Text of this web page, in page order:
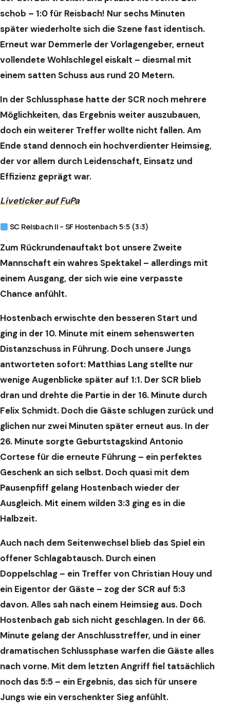
schob – 1:0 für Reisbach! Nur sechs Minuten
später wiederholte sich die Szene fast identisch.
Erneut war Demmerle der Vorlagengeber, erneut
vollendete Wohlschlegel eiskalt – diesmal mit
einem satten Schuss aus rund 20 Metern.
In der Schlussphase hatte der SCR noch mehrere
Möglichkeiten, das Ergebnis weiter auszubauen,
doch ein weiterer Treffer wollte nicht fallen. Am
Ende stand dennoch ein hochverdienter Heimsieg,
der vor allem durch Leidenschaft, Einsatz und
Effizienz geprägt war.
Liveticker auf FuPa
SC Reisbach II – SF Hostenbach 5:5 (3:3)
Zum Rückrundenauftakt bot unsere Zweite
Mannschaft ein wahres Spektakel – allerdings mit
einem Ausgang, der sich wie eine verpasste
Chance anfühlt.
Hostenbach erwischte den besseren Start und
ging in der 10. Minute mit einem sehenswerten
Distanzschuss in Führung. Doch unsere Jungs
antworteten sofort: Matthias Lang stellte nur
wenige Augenblicke später auf 1:1. Der SCR blieb
dran und drehte die Partie in der 16. Minute durch
Felix Schmidt. Doch die Gäste schlugen zurück und
glichen nur zwei Minuten später erneut aus. In der
26. Minute sorgte Geburtstagskind Antonio
Cortese für die erneute Führung – ein perfektes
Geschenk an sich selbst. Doch quasi mit dem
Pausenpfiff gelang Hostenbach wieder der
Ausgleich. Mit einem wilden 3:3 ging es in die
Halbzeit.
Auch nach dem Seitenwechsel blieb das Spiel ein
offener Schlagabtausch. Durch einen
Doppelschlag – ein Treffer von Christian Houy und
ein Eigentor der Gäste – zog der SCR auf 5:3
davon. Alles sah nach einem Heimsieg aus. Doch
Hostenbach gab sich nicht geschlagen. In der 66.
Minute gelang der Anschlusstreffer, und in einer
dramatischen Schlussphase warfen die Gäste alles
nach vorne. Mit dem letzten Angriff fiel tatsächlich
noch das 5:5 – ein Ergebnis, das sich für unsere
Jungs wie ein verschenkter Sieg anfühlt.